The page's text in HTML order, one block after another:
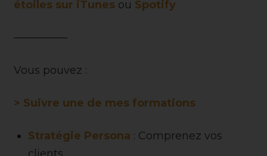
étoiles sur iTunes ou Spotify
—————
Vous pouvez :
> Suivre une de mes formations
Stratégie Persona : Comprenez vos